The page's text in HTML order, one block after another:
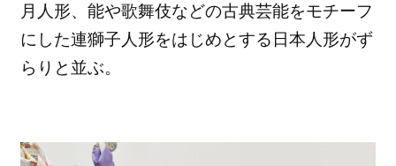
月人形、能や歌舞伎などの古典芸能をモチーフ
にした連獅子人形をはじめとする日本人形がず
らりと並ぶ。